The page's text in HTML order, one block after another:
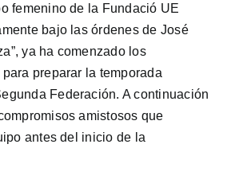
femenino de la Fundació UE
bajo las órdenes de José
ya ha comenzado los
preparar la temporada
Federación. A continuación
amistosos que
antes del inicio de la